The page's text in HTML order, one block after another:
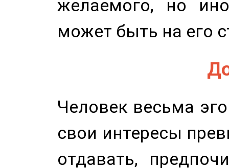
желаемого, но
может быть на его
Человек весьма
свои интересы
отдавать,